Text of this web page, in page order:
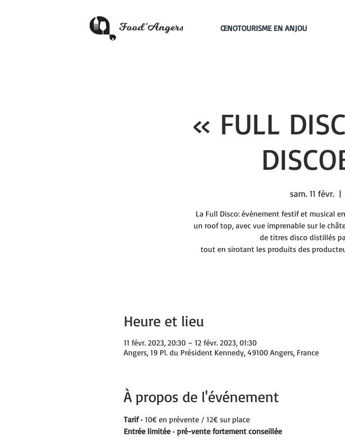
ŒNOTOURISME EN ANJOU
« FULL
sam. 11 févr.
  |
La Full Disco: événement festif et musical
un roof top, avec vue imprenable sur le
de titres disco distillés
tout en sirotant les produits des
Heure et lieu
11 févr. 2023, 20:30 – 12 févr. 2023, 01:30
Angers, 19 Pl. du Président Kennedy, 49100 Angers, France
À propos de l'événement
Tarif • 10€ en prévente / 12€ sur place
Entrée limitée • pré-vente fortement conseillée